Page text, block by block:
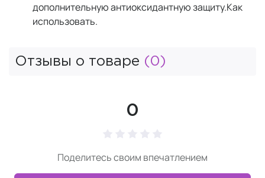
дополнительную антиоксидантную защиту.Как
использовать.
Отзывы о товаре (0)
0
Поделитесь своим впечатлением